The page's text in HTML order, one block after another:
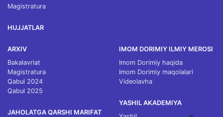
Magistratura
HUJJATLAR
ARXIV
Bakalavriat
Magistratura
Qabul 2024
Qabul 2025
JAHOLATGA QARSHI MARIFAT
IMOM DORIMIY ILMIY MEROSI
Imom Dorimiy haqida
Imom Dorimiy maqolalari
Videolavha
YASHIL AKADEMIYA